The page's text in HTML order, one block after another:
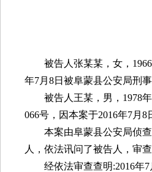
被告人张某某，女， 1966
年7月 8日被阜蒙县公安局刑
被告人王某，男， 1978年
066号，因本案于2016年7月 8
本案由阜蒙县公安局侦
人，依法讯问了被告人，审
经依法审查查明:2016年7